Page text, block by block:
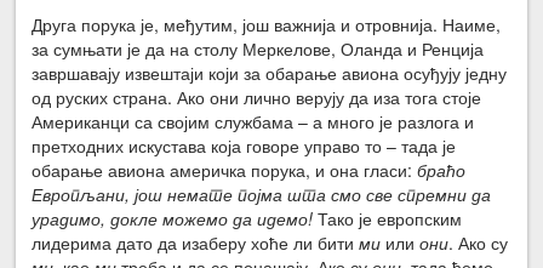
Друга порука је, међутим, још важнија и отровнија. Наиме,
за сумњати је да на столу Меркелове, Оланда и Ренција
завршавају извештаји који за обарање авиона осуђују једну
од руских страна. Ако они лично верују да иза тога стоје
Американци са својим службама – а много је разлога и
претходних искустава која говоре управо то – тада је
обарање авиона америчка порука, и она гласи:браћо
Европљани, још немате појма шта смо све спремни да
урадимо, докле можемо да идемо! Тако је европским
лидерима дато да изаберу хоће ли битими илиони. Ако су